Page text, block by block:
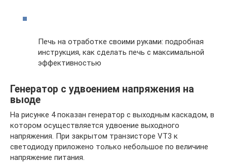
Печь на отработке своими руками: подробная
инструкция, как сделать печь с максимальной
эффективностью
Генератор с удвоением напряжения на
выоде
На рисунке 4 показан генератор с выходным каскадом, в
котором осуществляется удвоение выходного
напряжения. При закрытом транзисторе VT3 к
светодиоду приложено только небольшое по величине
напряжение питания.